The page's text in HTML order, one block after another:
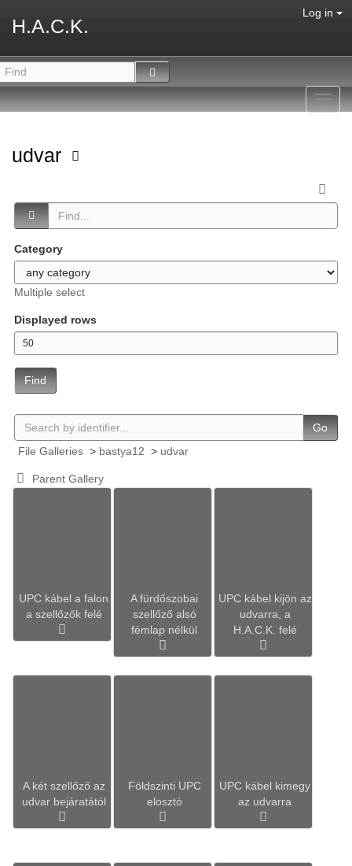
H.A.C.K.
Log in
udvar
Category
Multiple select
Displayed rows
Find
Go
File Galleries > bastya12 > udvar
Parent Gallery
UPC kábel a falon
a szellőzők felé
A fürdőszobai
szellőző alsó
fémlap nélkül
UPC kábel kijön az
udvarra, a
H.A.C.K. felé
A két szellőző az
udvar bejáratától
Földszinti UPC
elosztó
UPC kábel kimegy
az udvarra